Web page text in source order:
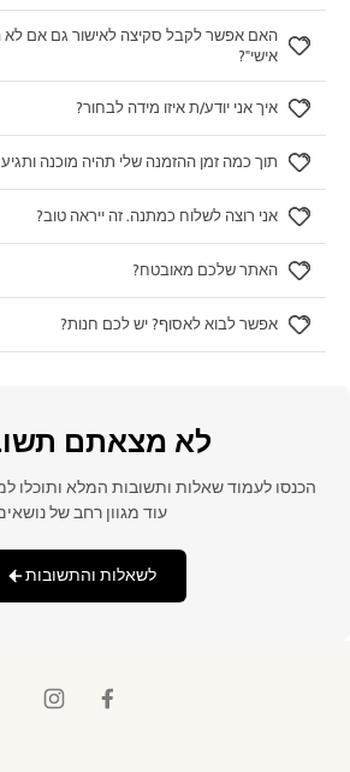
האם אפשר לקבל סקיצה לאישור גם אם לא
אישי"?
איך אני יודע/ת איזו מידה לבחור?
תוך כמה זמן ההזמנה שלי תהיה מוכנה ותגיע
אני רוצה לשלוח כמתנה. זה ייראה טוב?
האתר שלכם מאובטח?
אפשר לבוא לאסוף? יש לכם חנות?
לא מצאתם
הכנסו לעמוד שאלות ותשובות המלא ותוכלו
עוד מגוון רחב של
לשאלות והתשובות